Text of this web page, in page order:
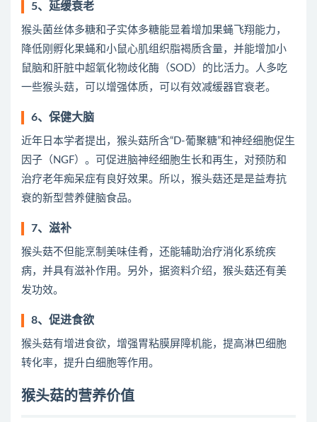
5、延缓衰老
猴头菌丝体多糖和子实体多糖能显着增加果蝇飞翔能力，
降低刚孵化果蝇和小鼠心肌组织脂褐质含量，并能增加小
鼠脑和肝脏中超氧化物歧化酶（SOD）的比活力。人多吃
一些猴头菇，可以增强体质，可以有效减缓器官衰老。
6、保健大脑
近年日本学者提出，猴头菇所含“D-葡聚糖”和神经细胞促生
因子（NGF）。可促进脑神经细胞生长和再生，对预防和
治疗老年痴呆症有良好效果。所以，猴头菇还是是益寿抗
衰的新型营养健脑食品。
7、滋补
猴头菇不但能烹制美味佳肴，还能辅助治疗消化系统疾
病，并具有滋补作用。另外，据资料介绍，猴头菇还有美
发功效。
8、促进食欲
猴头菇有增进食欲，增强胃粘膜屏障机能，提高淋巴细胞
转化率，提升白细胞等作用。
猴头菇的营养价值